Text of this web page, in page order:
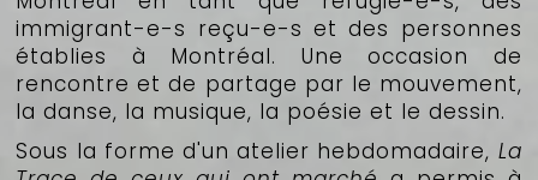
immigrant-e-s reçu-e-s et des personnes
établies à Montréal. Une occasion de
rencontre et de partage par le mouvement,
la danse, la musique, la poésie et le dessin.
Sous la forme d'un atelier hebdomadaire, La